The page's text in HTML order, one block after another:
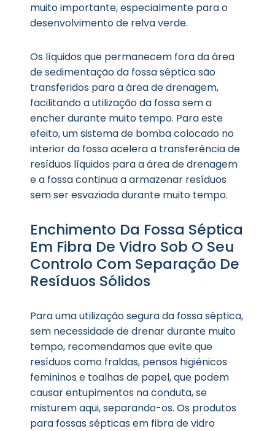
muito importante, especialmente para o
desenvolvimento de relva verde.
Os líquidos que permanecem fora da área
de sedimentação da fossa séptica são
transferidos para a área de drenagem,
facilitando a utilização da fossa sem a
encher durante muito tempo. Para este
efeito, um sistema de bomba colocado no
interior da fossa acelera a transferência de
resíduos líquidos para a área de drenagem
e a fossa continua a armazenar resíduos
sem ser esvaziada durante muito tempo.
Enchimento Da Fossa Séptica
Em Fibra De Vidro Sob O Seu
Controlo Com Separação De
Resíduos Sólidos
Para uma utilização segura da fossa séptica,
sem necessidade de drenar durante muito
tempo, recomendamos que evite que
resíduos como fraldas, pensos higiénicos
femininos e toalhas de papel, que podem
causar entupimentos na conduta, se
misturem aqui, separando-os. Os produtos
para fossas sépticas em fibra de vidro